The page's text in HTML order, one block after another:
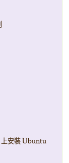
安裝 Ubuntu